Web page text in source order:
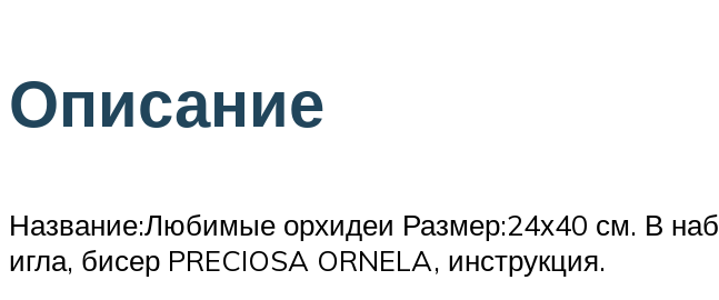
Описание
Название:Любимые орхидеи Размер:24х40 см. В
игла, бисер PRECIOSA ORNELA, инструкция.